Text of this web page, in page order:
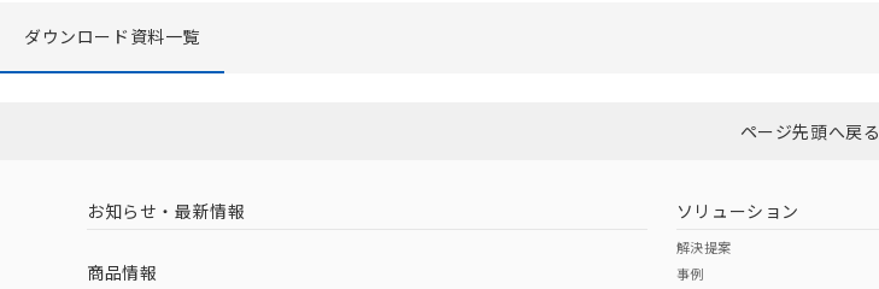
ダウンロード資料一覧
ページ先頭へ戻る
お知らせ・最新情報
商品情報
ソリューション
解決提案
事例